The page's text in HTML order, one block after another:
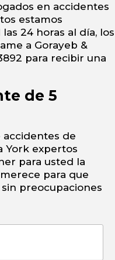
en accidentes
estamos
24 horas al día, los
a Gorayeb &
para recibir una
de 5
accidentes de
York expertos
para usted la
para que
preocupaciones